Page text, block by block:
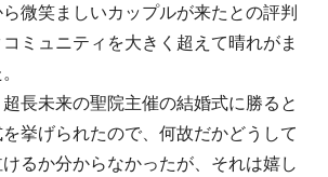
微笑ましいカップルが来たとの評判
ミュニティを大きく超えて晴れがま
長未来の聖院主催の結婚式に勝ると
挙げられたので、何故だかどうして
るか分からなかったが、それは嬉し